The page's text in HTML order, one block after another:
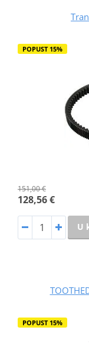
POPUST 15%
151,00 €
128,56 €
U
POPUST 15%